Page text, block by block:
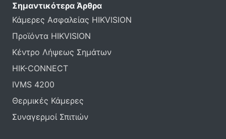
Σημαντικότερα Άρθρα
Κάμερες Ασφαλείας HIKVISION
Προϊόντα HIKVISION
Κέντρο Λήψεως Σημάτων
HIK-CONNECT
IVMS 4200
Θερμικές Κάμερες
Συναγερμοί Σπιτιών